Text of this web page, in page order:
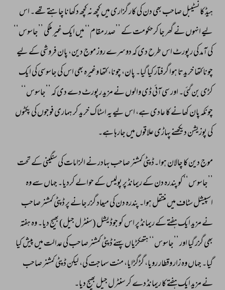
ہیڈ کانسٹیبل صاحب بھی دن کی کار گزاری میں کچھ نہ کچھ دکھانا چاہتے تھے۔ اس
لیے انہوں نے گھر جا کرحکومت کے ’’صدر مقام‘‘ میں ایک غیر ملکی ’’جاسوس‘‘
کی آمد کی رپورٹ اس طرح دی کہ دوسرے روز موج دین، پان فروشی کے لیے
چونا کتھا خریدتا ہوا گرفتار کیا گیا۔ پان، چونا، کتھا وغیرہ بھی اس کی جاسوسی کی ایک
کڑی بن گئی۔ اور سی آئی ڈی والوں نے مزید رپورٹ دے دی کہ ’’جاسوس‘‘
چونکہ پان کھانے کا عادی ہے، اس لیے یہ اسٹاک خرید کر ہماری فوجوں کی پکٹوں
کی پوزیشن دیکھنے پہاڑی علاقوں میں جارہا ہے۔
موج دین کا چالان ہوا۔ڈپٹی کمشنر صاحب بہادر نے الزامات کی سنگینی کے تحت
’’جاسوس‘‘ کو پندرہ دن کے ریمانڈ پر پولیس کے حوالے کردیا۔ جہاں سے وہ
اسپیشل سٹاف میں منتقل ہوا۔ پندرہ دن کی میعاد گزر جانے پر ڈپٹی کمشنر صاحب
نے مزید ایک ہفتے کے ریمانڈ پر اس کو جوڈیشل (سنٹرل جیل) بھیج دیا۔ وہ ہفتہ
بھی گزر گیا اور ’’جاسوس‘‘ ہتھکڑیاں پہنے ڈپٹی کمشنر صاحب کی عدالت میں پیش کیا
گیا۔ جہاں وہ زار وقطار رویا، گڑگڑایا، منت سماجت کی، لیکن ڈپٹی کمشنر صاحب
نے مزید ایک ہفتے کا ریمانڈ دے کر سنٹرل جیل بھیج دیا۔